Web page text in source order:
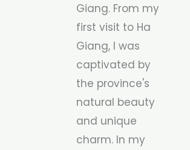
Giang. From my
first visit to Ha
Giang, I was
captivated by
the province's
natural beauty
and unique
charm. In my